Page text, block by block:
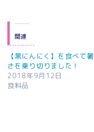
関連
【黒にんにく】を食べて暑
さを乗り切りました！
2018年9月12日
食料品